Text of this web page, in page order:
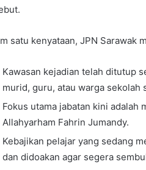
satu kenyataan, JPN Sarawak
Kawasan kejadian telah ditutup
murid, guru, atau warga sekolah
Fokus utama jabatan kini adalah
Allahyarham Fahrin Jumandy.
Kebajikan pelajar yang sedang
dan didoakan agar segera